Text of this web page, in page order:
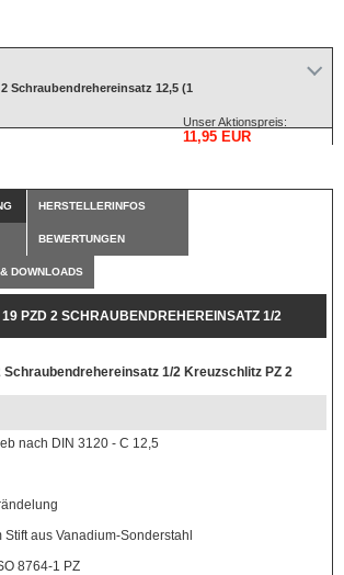
Schraubendrehereinsatz 12,5 (1
Unser Aktionspreis:
11,95 EUR
HERSTELLERINFOS
BEWERTUNGEN
DOWNLOADS
PZD 2 SCHRAUBENDREHEREINSATZ 1/2
Schraubendrehereinsatz 1/2 Kreuzschlitz PZ 2
nach DIN 3120 - C 12,5
Stift aus Vanadium-Sonderstahl
8764-1 PZ